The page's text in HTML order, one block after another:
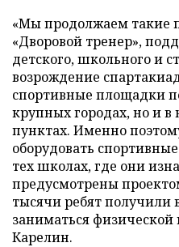
«Мы продолжаем такие
«Дворовой тренер»,
детского, школьного и
возрождение
спортивные площадки
крупных городах, но и
пунктах. Именно
оборудовать
тех школах, где они
предусмотрены
тысячи ребят получили
заниматься физической
Карелин.